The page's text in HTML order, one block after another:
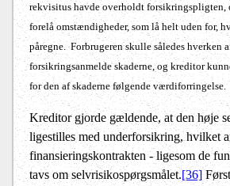
rekvisitus havde overholdt forsikringspligten,
forelå omstændigheder, som lå helt uden for,
påregne. Forbrugeren skulle således hverken
forsikringsanmelde skaderne, og kreditor
for den af skaderne følgende værdiforringelse.
Kreditor gjorde gældende, at den høje
ligestilles med underforsikring, hvilket
finansieringskontrakten - ligesom de
tavs om selvrisikospørgsmålet.[36]